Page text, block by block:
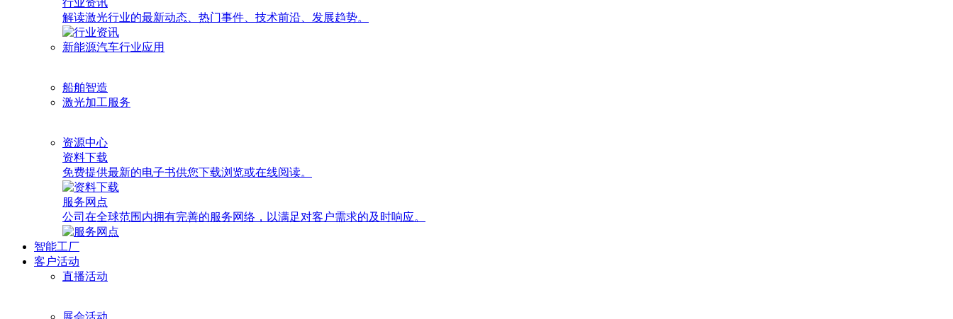
解读激光行业的最新动态、热门事件、技术前沿、发展趋势。
新能源汽车行业应用
船舶智造
激光加工服务
资源中心
资料下载
免费提供最新的电子书供您下载浏览或在线阅读。
服务网点
公司在全球范围内拥有完善的服务网络，以满足对客户需求的及时响应。
智能工厂
客户活动
直播活动
展会活动